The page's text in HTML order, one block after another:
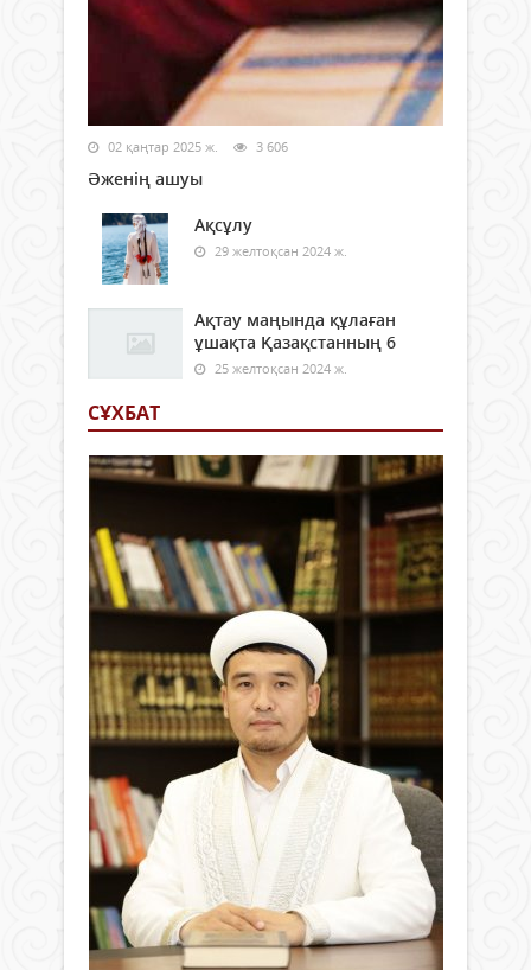
02 қаңтар 2025 ж. 3 606
Әженің ашуы
Ақсұлу
29 желтоқсан 2024 ж.
Ақтау маңында құлаған
ұшақта Қазақстанның 6
25 желтоқсан 2024 ж.
СҰХБАТ